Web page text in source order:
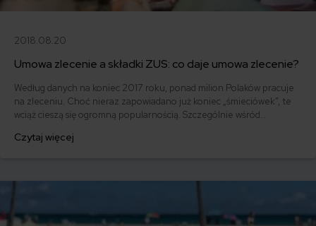
2018.08.20
Umowa zlecenie a składki ZUS: co daje umowa zlecenie?
Według danych na koniec 2017 roku, ponad milion Polaków pracuje
na zleceniu. Choć nieraz zapowiadano już koniec „śmieciówek”, te
wciąż cieszą się ogromną popularnością. Szczególnie wśród
osobę odprowadzane są składki ZUS? Czy pracownik zatrudniony na
Czytaj więcej